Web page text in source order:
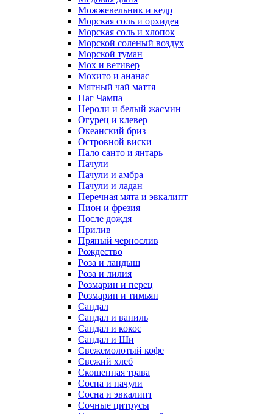
Можжевельник и кедр
Морская соль и орхидея
Морская соль и хлопок
Морской соленый воздух
Морской туман
Мох и ветивер
Мохито и ананас
Мятный чай маття
Наг Чампа
Нероли и белый жасмин
Огурец и клевер
Океанский бриз
Островной виски
Пало санто и янтарь
Пачули
Пачули и амбра
Пачули и ладан
Перечная мята и эвкалипт
Пион и фрезия
После дождя
Прилив
Пряный чернослив
Рождество
Роза и ландыш
Роза и лилия
Розмарин и перец
Розмарин и тимьян
Сандал
Сандал и ваниль
Сандал и кокос
Сандал и Ши
Свежемолотый кофе
Свежий хлеб
Скошенная трава
Сосна и пачули
Сосна и эвкалипт
Сочные цитрусы